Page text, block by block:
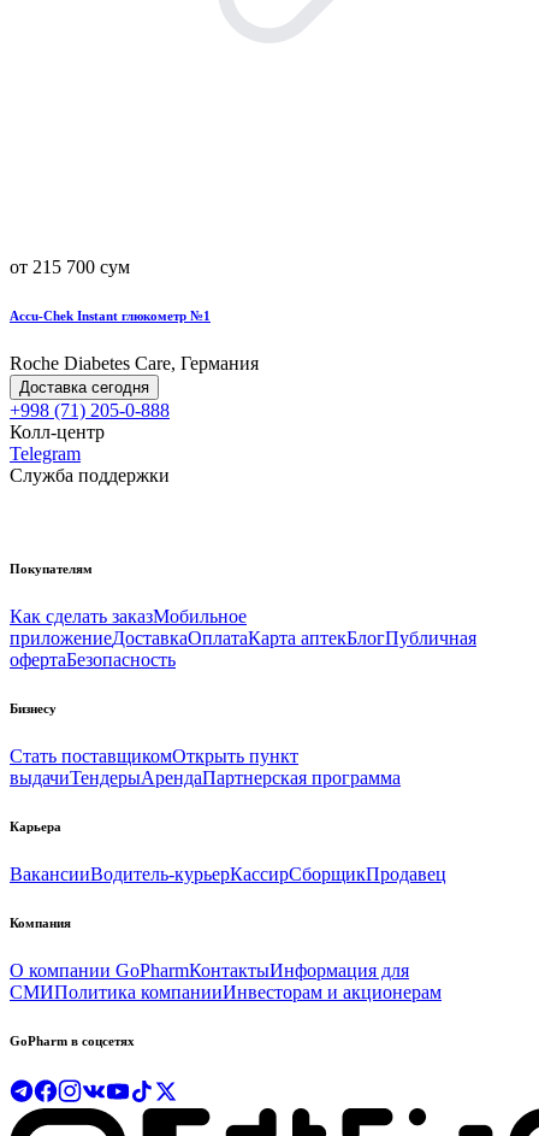
от 215 700 сум
Accu-Chek Instant глюкометр №1
Roche Diabetes Care, Германия
Доставка сегодня
+998 (71) 205-0-888
Колл-центр
Telegram
Служба поддержки
Покупателям
Как сделать заказМобильное
приложениеДоставкаОплатаКарта аптекБлогПубличная
офертаБезопасность
Бизнесу
Стать поставщикомОткрыть пункт
выдачиТендерыАрендаПартнерская программа
Карьера
ВакансииВодитель-курьерКассирСборщикПродавец
Компания
О компании GoPharmКонтактыИнформация для
СМИПолитика компанииИнвесторам и акционерам
GoPharm в соцсетях